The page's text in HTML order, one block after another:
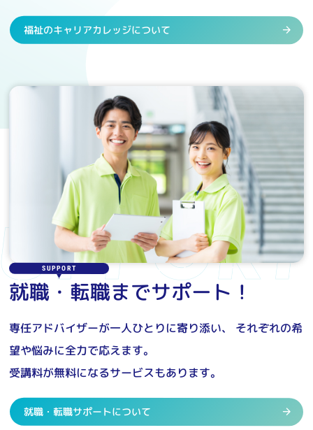
福祉のキャリアカレッジについて
SUPPORT
就職・転職までサポート！
専任アドバイザーが一人ひとりに寄り添い、 それぞれの希
望や悩みに全力で応えます。
受講料が無料になるサービスもあります。
就職・転職サポートについて